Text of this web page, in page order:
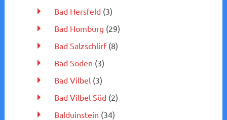
Bad Hersfeld(3)
Bad Homburg (29)
Bad Salzschlirf(8)
Bad Soden (3)
Bad Vilbel (3)
Bad Vilbel Süd(2)
Balduinstein (34)